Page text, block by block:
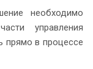
необходимо
управления
прямо в процессе